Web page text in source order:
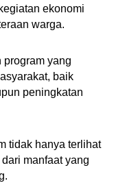
ekonomi
warga.
program yang
baik
peningkatan
tidak hanya terlihat
manfaat yang